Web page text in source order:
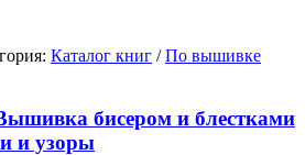
Каталог книг /По вышивке
бисером и блестками
и узоры